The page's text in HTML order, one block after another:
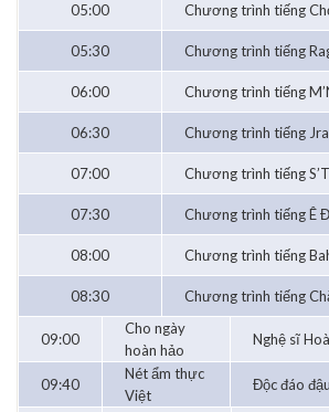
05:00 Chương trình tiếng
05:30 Chương trình tiếng
06:00 Chương trình tiếng
06:30 Chương trình tiếng
07:00 Chương trình tiếng
07:30 Chương trình tiếng Ê
08:00 Chương trình tiếng
08:30 Chương trình tiếng
09:00
Cho ngày
hoàn hảo
Nghệ sĩ
09:40
Nét ẩm thực
Việt
Độc đáo